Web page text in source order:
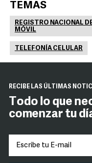
TEMAS
REGISTRO NACIONAL
MÓVIL
TELEFONÍA CELULAR
RECIBE LAS ÚLTIMAS
Todo lo que
comenzar tu